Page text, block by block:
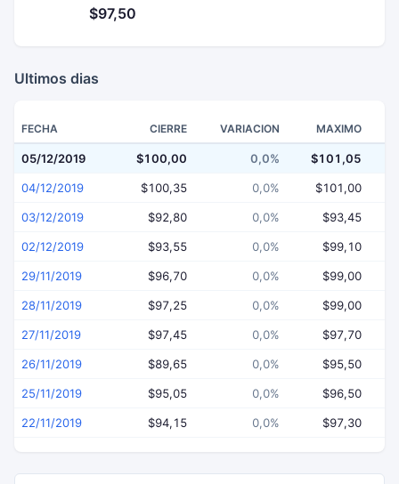
$97,50
Ultimos dias
FECHA CIERRE VARIACION MAXIMO
05/12/2019 $100,00 0,0% $101,05
04/12/2019 $100,35 0,0% $101,00
03/12/2019 $92,80 0,0% $93,45
02/12/2019 $93,55 0,0% $99,10
29/11/2019 $96,70 0,0% $99,00
28/11/2019 $97,25 0,0% $99,00
27/11/2019 $97,45 0,0% $97,70
26/11/2019 $89,65 0,0% $95,50
25/11/2019 $95,05 0,0% $96,50
22/11/2019 $94,15 0,0% $97,30